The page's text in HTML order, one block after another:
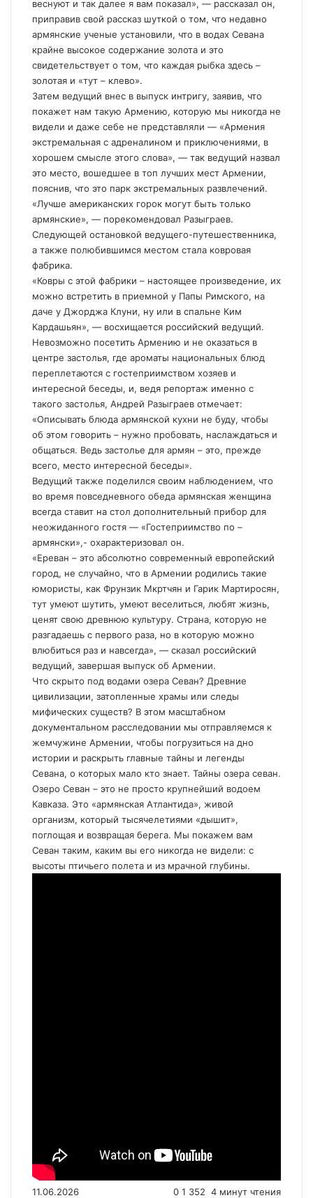
веснуют и так далее я вам показал», — рассказал он,
приправив свой рассказ шуткой о том, что недавно
армянские ученые установили, что в водах Севана
крайне высокое содержание золота и это
свидетельствует о том, что каждая рыбка здесь –
золотая и «тут – клево».
Затем ведущий внес в выпуск интригу, заявив, что
покажет нам такую Армению, которую мы никогда не
видели и даже себе не представляли — «Армения
экстремальная с адреналином и приключениями, в
хорошем смысле этого слова», — так ведущий назвал
это место, вошедшее в топ лучших мест Армении,
пояснив, что это парк экстремальных развлечений.
«Лучше американских горок могут быть только
армянские», — порекомендовал Разыграев.
Следующей остановкой ведущего-путешественника,
а также полюбившимся местом стала ковровая
фабрика.
«Ковры с этой фабрики – настоящее произведение, их
можно встретить в приемной у Папы Римского, на
даче у Джорджа Клуни, ну или в спальне Ким
Кардашьян», — восхищается российский ведущий.
Невозможно посетить Армению и не оказаться в
центре застолья, где ароматы национальных блюд
переплетаются с гостеприимством хозяев и
интересной беседы, и, ведя репортаж именно с
такого застолья, Андрей Разыграев отмечает:
«Описывать блюда армянской кухни не буду, чтобы
об этом говорить – нужно пробовать, наслаждаться и
общаться. Ведь застолье для армян – это, прежде
всего, место интересной беседы».
Ведущий также поделился своим наблюдением, что
во время повседневного обеда армянская женщина
всегда ставит на стол дополнительный прибор для
неожиданного гостя — «Гостеприимство по –
армянски»,- охарактеризовал он.
«Ереван – это абсолютно современный европейский
город, не случайно, что в Армении родились такие
юмористы, как Фрунзик Мкртчян и Гарик Мартиросян,
тут умеют шутить, умеют веселиться, любят жизнь,
ценят свою древнюю культуру. Страна, которую не
разгадаешь с первого раза, но в которую можно
влюбиться раз и навсегда», — сказал российский
ведущий, завершая выпуск об Армении.
Что скрыто под водами озера Севан? Древние
цивилизации, затопленные храмы или следы
мифических существ? В этом масштабном
документальном расследовании мы отправляемся к
жемчужине Армении, чтобы погрузиться на дно
истории и раскрыть главные тайны и легенды
Севана, о которых мало кто знает. Тайны озера севан.
Озеро Севан – это не просто крупнейший водоем
Кавказа. Это «армянская Атлантида», живой
организм, который тысячелетиями «дышит»,
поглощая и возвращая берега. Мы покажем вам
Севан таким, каким вы его никогда не видели: с
высоты птичьего полета и из мрачной глубины.
11.06.2026 0 1 352 4 минут чтения